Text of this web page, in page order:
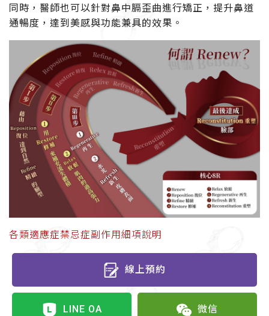
同時，醫師也可以針對鼻中膈歪曲進行矯正，提升鼻道
通暢度，達到美感與功能兼具的效果。
各類適應症禁忌症副作用細項說明
線上預約
LINE OA 微信